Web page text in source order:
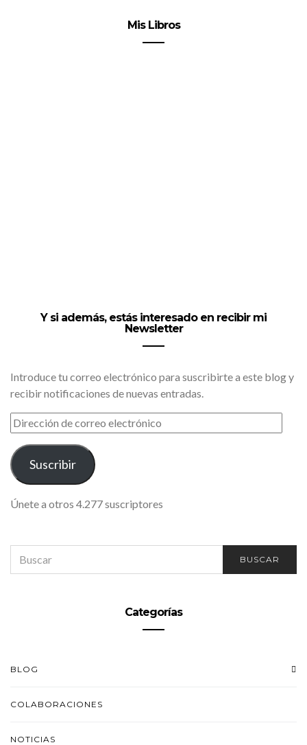
Mis Libros
Y si además, estás interesado en recibir mi
Newsletter
Introduce tu correo electrónico para suscribirte a este blog y
recibir notificaciones de nuevas entradas.
DIRECCIÓN
DE
CORREO
ELECTRÓNICO
Suscribir
Únete a otros 4.277 suscriptores
FOR:
BUSCAR
Categorías
BLOG
COLABORACIONES
NOTICIAS